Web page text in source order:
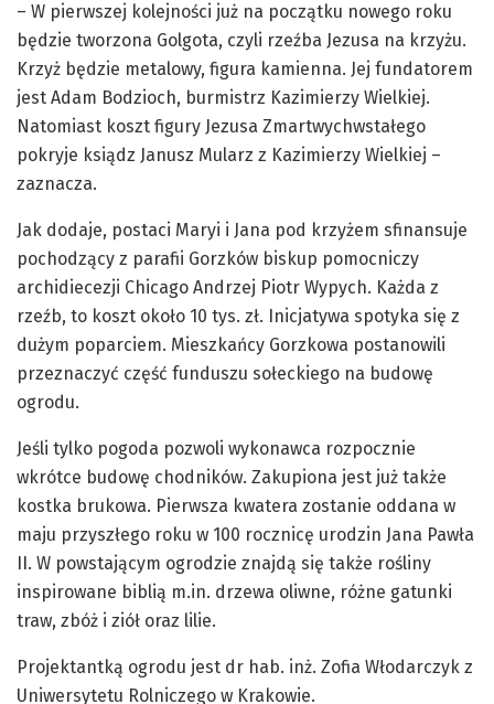
– W pierwszej kolejności już na początku nowego roku
będzie tworzona Golgota, czyli rzeźba Jezusa na krzyżu.
Krzyż będzie metalowy, figura kamienna. Jej fundatorem
jest Adam Bodzioch, burmistrz Kazimierzy Wielkiej.
Natomiast koszt figury Jezusa Zmartwychwstałego
pokryje ksiądz Janusz Mularz z Kazimierzy Wielkiej –
zaznacza.
Jak dodaje, postaci Maryi i Jana pod krzyżem sfinansuje
pochodzący z parafii Gorzków biskup pomocniczy
archidiecezji Chicago Andrzej Piotr Wypych. Każda z
rzeźb, to koszt około 10 tys. zł. Inicjatywa spotyka się z
dużym poparciem. Mieszkańcy Gorzkowa postanowili
przeznaczyć część funduszu sołeckiego na budowę
ogrodu.
Jeśli tylko pogoda pozwoli wykonawca rozpocznie
wkrótce budowę chodników. Zakupiona jest już także
kostka brukowa. Pierwsza kwatera zostanie oddana w
maju przyszłego roku w 100 rocznicę urodzin Jana Pawła
II. W powstającym ogrodzie znajdą się także rośliny
inspirowane biblią m.in. drzewa oliwne, różne gatunki
traw, zbóż i ziół oraz lilie.
Projektantką ogrodu jest dr hab. inż. Zofia Włodarczyk z
Uniwersytetu Rolniczego w Krakowie.